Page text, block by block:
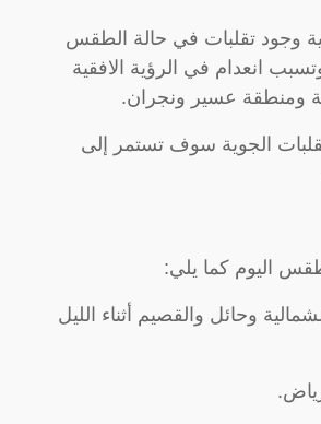
وجود تقلبات في حالة الطقس
انعدام في الرؤية الافقية
ومنطقة عسير ونجران.
الجوية سوف تستمر إلى
اليوم كما يلي:
وحائل والقصيم أثناء الليل